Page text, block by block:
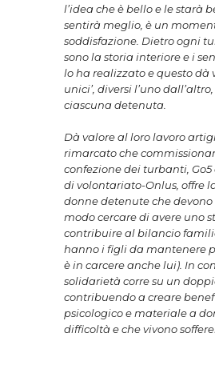
l’idea che è bello e le starà
sentirà meglio, è un
soddisfazione. Dietro ogni
sono la storia interiore e i
lo ha realizzato e questo dà
unici’, diversi l’uno
ciascuna detenuta.
Dà valore al loro lavoro
rimarcato che
confezione dei turbanti, Go5
di volontariato-Onlus, offre
donne detenute che
modo cercare di avere uno
contribuire al bilancio
hanno i figli da mantenere
è in carcere anche lui). In
solidarietà corre su un
contribuendo a creare
psicologico e materiale a
difficoltà e che vivono